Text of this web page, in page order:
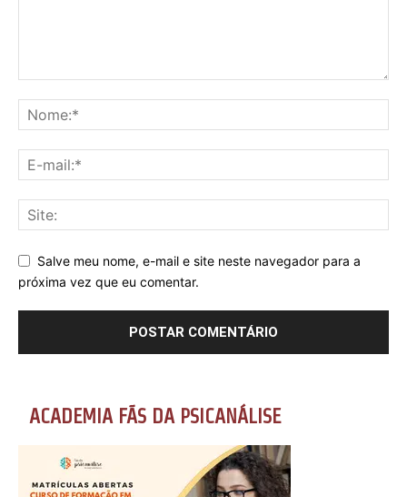
Salve meu nome, e-mail e site neste navegador para a
próxima vez que eu comentar.
ACADEMIA FÃS DA PSICANÁLISE